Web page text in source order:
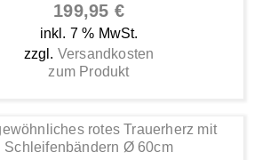
199,95 €
inkl. 7 % MwSt.
zzgl. Versandkosten
zum Produkt